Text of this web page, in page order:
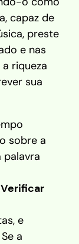
capaz de
preste
e nas
riqueza
sua
sobre a
palavra
e
a